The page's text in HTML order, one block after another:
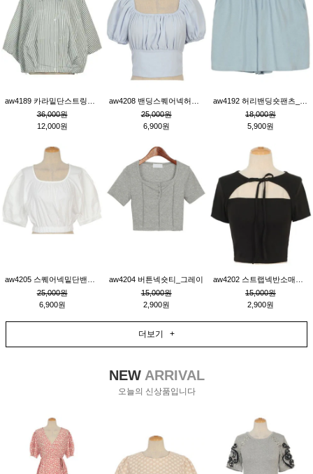
36,000원
12,000원
25,000원
6,900원
18,000원
5,900원
25,000원
6,900원
aw4204 버튼넥숏티_그레이
15,000원
2,900원
15,000원
2,900원
더보기 +
NEWARRIVAL
오늘의 신상품입니다